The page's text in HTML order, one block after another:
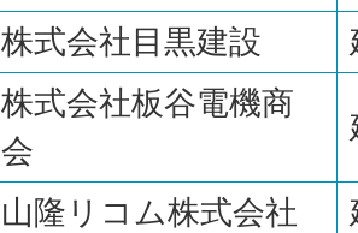
株式会社目黒建設
株式会社板谷電機商
会
山隆リコム株式会社